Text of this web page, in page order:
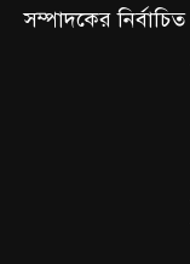
সম্পাদকের নির্বাচিত